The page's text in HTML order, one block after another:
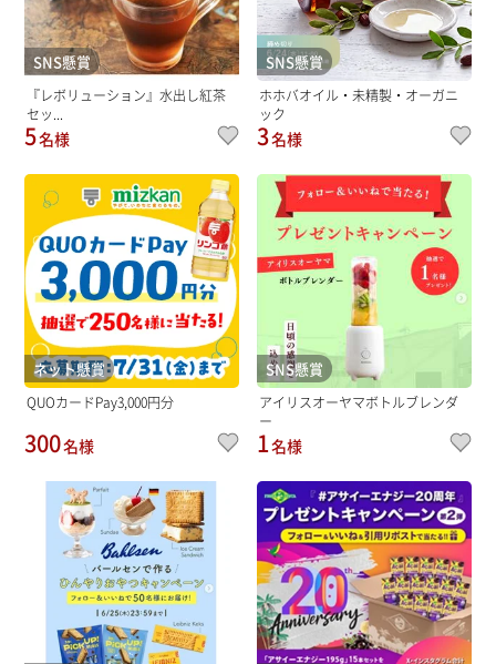
SNS懸賞
『レボリューション』水出し紅茶
セッ...
5名様
SNS懸賞
ホホバオイル・未精製・オーガニ
ック
3名様
ネット懸賞
QUOカードPay3,000円分
300名様
SNS懸賞
アイリスオーヤマボトルブレンダ
ー
1名様